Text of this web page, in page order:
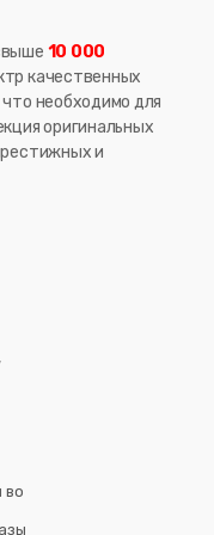
10 000
качественных
необходимо для
оригинальных
и
во